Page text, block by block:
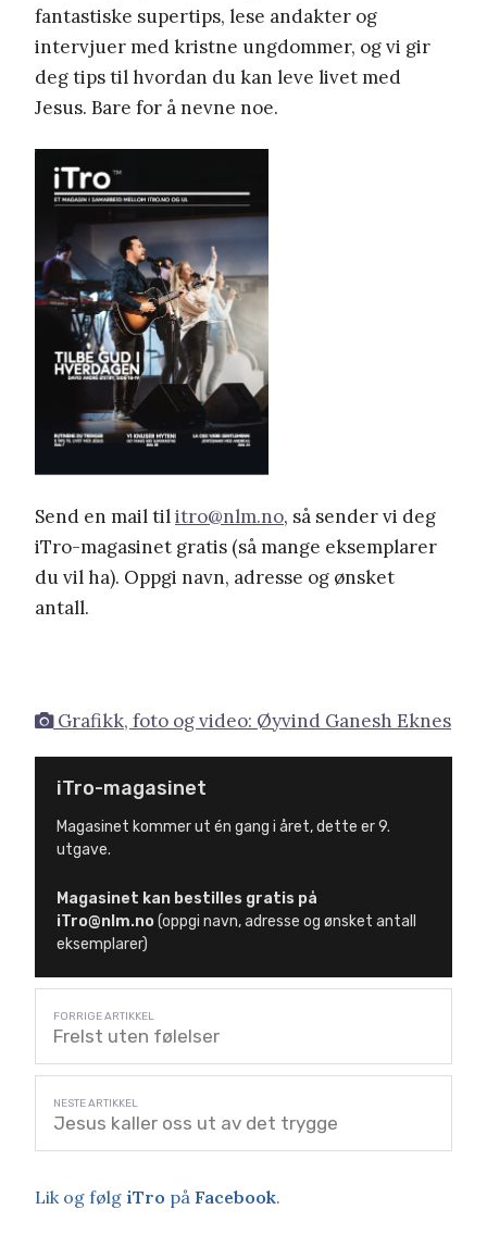
fantastiske supertips, lese andakter og
intervjuer med kristne ungdommer, og vi gir
deg tips til hvordan du kan leve livet med
Jesus. Bare for å nevne noe.
Send en mail tilitro@nlm.no, så sender vi deg
iTro-magasinet gratis (så mange eksemplarer
du vil ha). Oppgi navn, adresse og ønsket
antall.
Grafikk, foto og video: Øyvind Ganesh Eknes
iTro-magasinet
Magasinet kommer ut én gang i året, dette er 9.
utgave.
Magasinet kan bestilles gratis på
iTro@nlm.no(oppgi navn, adresse og ønsket antall
eksemplarer)
Frelst uten følelser
Jesus kaller oss ut av det trygge
Lik og følg iTro på Facebook.